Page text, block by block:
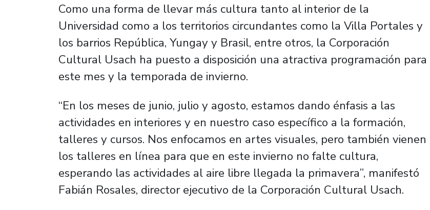
Como una forma de llevar más cultura tanto al interior de la
Universidad como a los territorios circundantes como la Villa Portales y
los barrios República, Yungay y Brasil, entre otros, la Corporación
Cultural Usach ha puesto a disposición una atractiva programación para
este mes y la temporada de invierno.
“En los meses de junio, julio y agosto, estamos dando énfasis a las
actividades en interiores y en nuestro caso específico a la formación,
talleres y cursos. Nos enfocamos en artes visuales, pero también vienen
los talleres en línea para que en este invierno no falte cultura,
esperando las actividades al aire libre llegada la primavera”, manifestó
Fabián Rosales, director ejecutivo de la Corporación Cultural Usach.